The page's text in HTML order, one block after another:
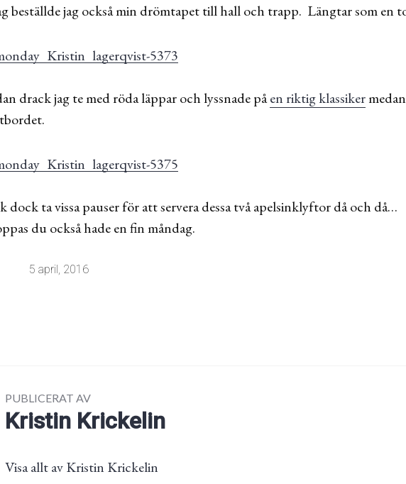
beställde jag också min drömtapet till hall och trapp. Längtar som en
drack jag te med röda läppar och lyssnade påen riktig klassiker
dock ta vissa pauser för att servera dessa två apelsinklyftor då och då…
du också hade en fin måndag.
5 april, 2016
PUBLICERAT AV
Kristin Krickelin
Visa allt av Kristin Krickelin